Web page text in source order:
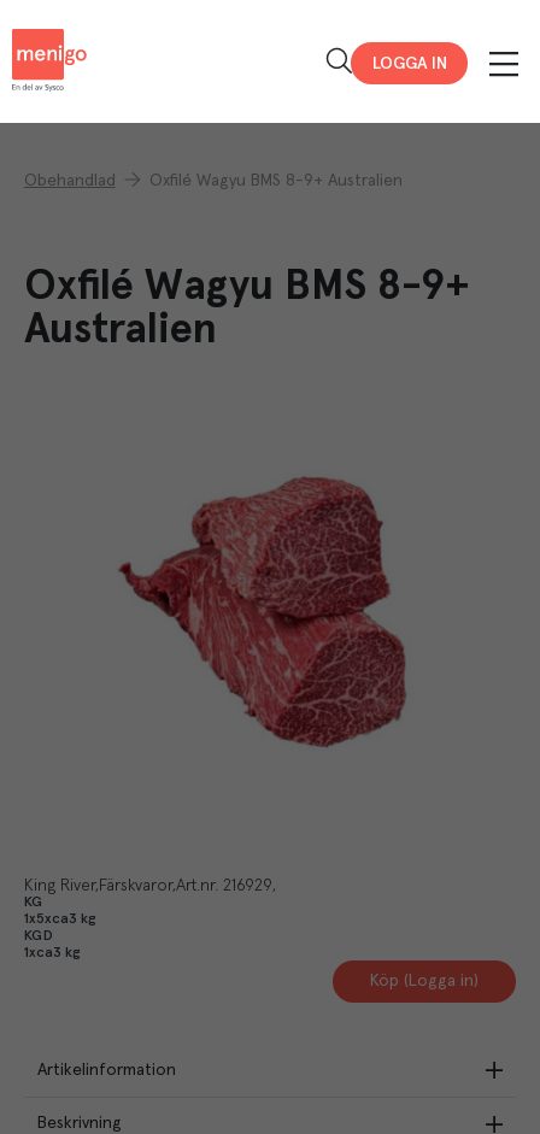
LOGGA IN
Obehandlad Oxfilé Wagyu BMS 8-9+ Australien
Oxfilé Wagyu BMS 8-9+
Australien
King River Färskvaror Art.nr. 216929
KG
1x5xca3 kg
KGD
1xca3 kg
Köp (Logga in)
Artikelinformation
Beskrivning